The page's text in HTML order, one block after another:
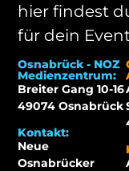
hier findest
für dein
Osnabrück - NOZ
Medienzentrum:
Breiter Gang 10-16
49074 Osnabrück
Kontakt:
Neue
Osnabrücker